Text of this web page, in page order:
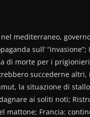
mediterraneo,
sull’
di morte per i
succederne altri,
la situazione di
ai soliti noti;
mattone; Francia: